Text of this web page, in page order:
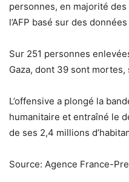
personnes, en majorité
l’AFP basé sur des
Sur 251 personnes
Gaza, dont 39 sont mortes,
L’offensive a plongé la
humanitaire et entraîné le
de ses 2,4 millions
Source: Agence France-